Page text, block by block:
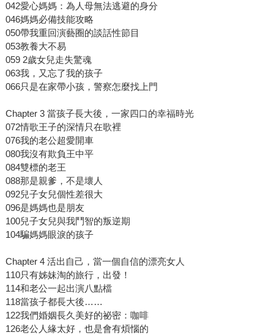
042愛心媽媽：為人母無法逃避的身分
046媽媽必備技能攻略
050帶我重回演藝圈的談話性節目
053教養大不易
059 2歲女兒走失驚魂
063我，又忘了我的孩子
066只是在家帶小孩，警察怎麼找上門
Chapter 3 當孩子長大後，一家四口的幸福時光
072情歌王子的深情只在歌裡
076我的老公超愛開車
080我沒有欺負王中平
084雙標的老王
088那是親爹，不是壞人
092兒子女兒個性差很大
096是媽媽也是朋友
100兒子女兒與我鬥智的叛逆期
104騙媽媽眼淚的孩子
Chapter 4 活出自己，當一個自信的漂亮女人
110只有姊妹淘的旅行，出發！
114和老公一起出演八點檔
118當孩子都長大後……
122我們婚姻長久美好的祕密：咖啡
126老公人緣太好，也是會有煩惱的